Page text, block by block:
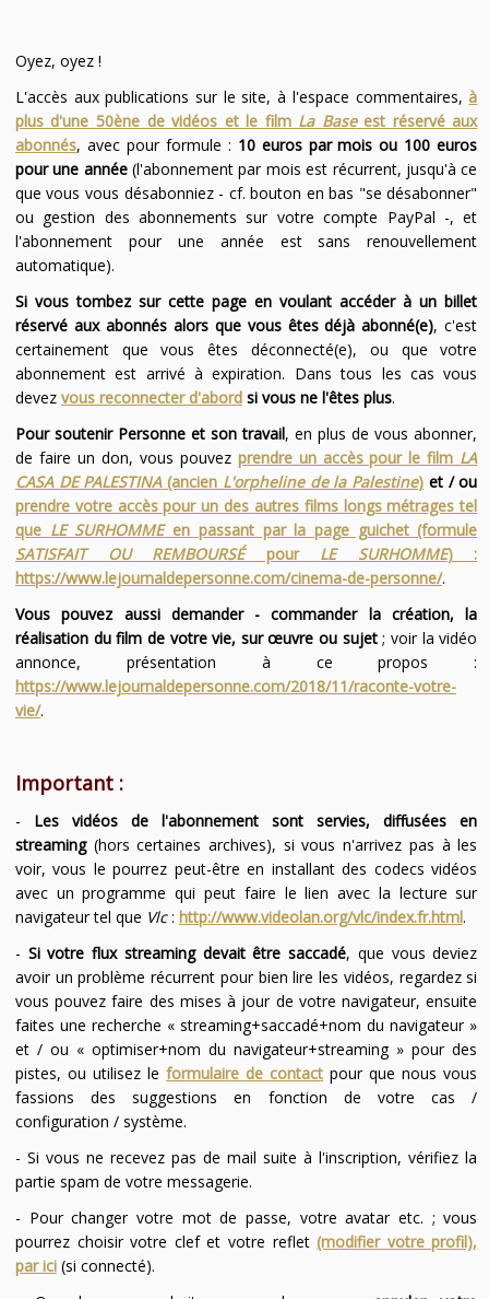
Oyez, oyez !
L'accès aux publications sur le site, à l'espace commentaires,à
plus d'une 50ène de vidéos et le film La Baseest réservé aux
abonnés, avec pour formule : 10 euros par mois ou 100 euros
pour une année(l'abonnement par mois est récurrent, jusqu'à ce
que vous vous désabonniez - cf. bouton en bas "se désabonner"
ou gestion des abonnements sur votre compte PayPal -, et
l'abonnement pour une année est sans renouvellement
automatique).
Si vous tombez sur cette page en voulant accéder à un billet
réservé aux abonnés alors que vous êtes déjà abonné(e), c'est
certainement que vous êtes déconnecté(e), ou que votre
abonnement est arrivé à expiration. Dans tous les cas vous
devez vous reconnecter d'abordsi vous ne l'êtes plus.
Pour soutenir Personne et son travail, en plus de vous abonner,
de faire un don, vous pouvez prendre un accès pour le film LA
CASA DE PALESTINA(ancien L'orpheline de la Palestine) et / ou
prendre votre accès pour un des autres films longs métrages tel
que LE SURHOMMEen passant par la page guichet (formule
SATISFAIT OU REMBOURSÉpour LE SURHOMME) :
https://www.lejournaldepersonne.com/cinema-de-personne/.
Vous pouvez aussi demander - commander la création, la
réalisation du film de votre vie, sur œuvre ou sujet; voir la vidéo
annonce, présentation à ce propos :
https://www.lejournaldepersonne.com/2018/11/raconte-votre-
vie/.
Important :
- Les vidéos de l'abonnement sont servies, diffusées en
streaming(hors certaines archives), si vous n'arrivez pas à les
voir, vous le pourrez peut-être en installant des codecs vidéos
avec un programme qui peut faire le lien avec la lecture sur
navigateur tel que Vlc: http://www.videolan.org/vlc/index.fr.html.
- Si votre flux streaming devait être saccadé, que vous deviez
avoir un problème récurrent pour bien lire les vidéos, regardez si
vous pouvez faire des mises à jour de votre navigateur, ensuite
faites une recherche « streaming+saccadé+nom du navigateur »
et / ou « optimiser+nom du navigateur+streaming » pour des
pistes, ou utilisez leformulaire de contact pour que nous vous
fassions des suggestions en fonction de votre cas /
configuration / système.
- Si vous ne recevez pas de mail suite à l'inscription, vérifiez la
partie spam de votre messagerie.
- Pour changer votre mot de passe, votre avatar etc. ; vous
pourrez choisir votre clef et votre reflet(modifier votre profil),
par ici(si connecté).